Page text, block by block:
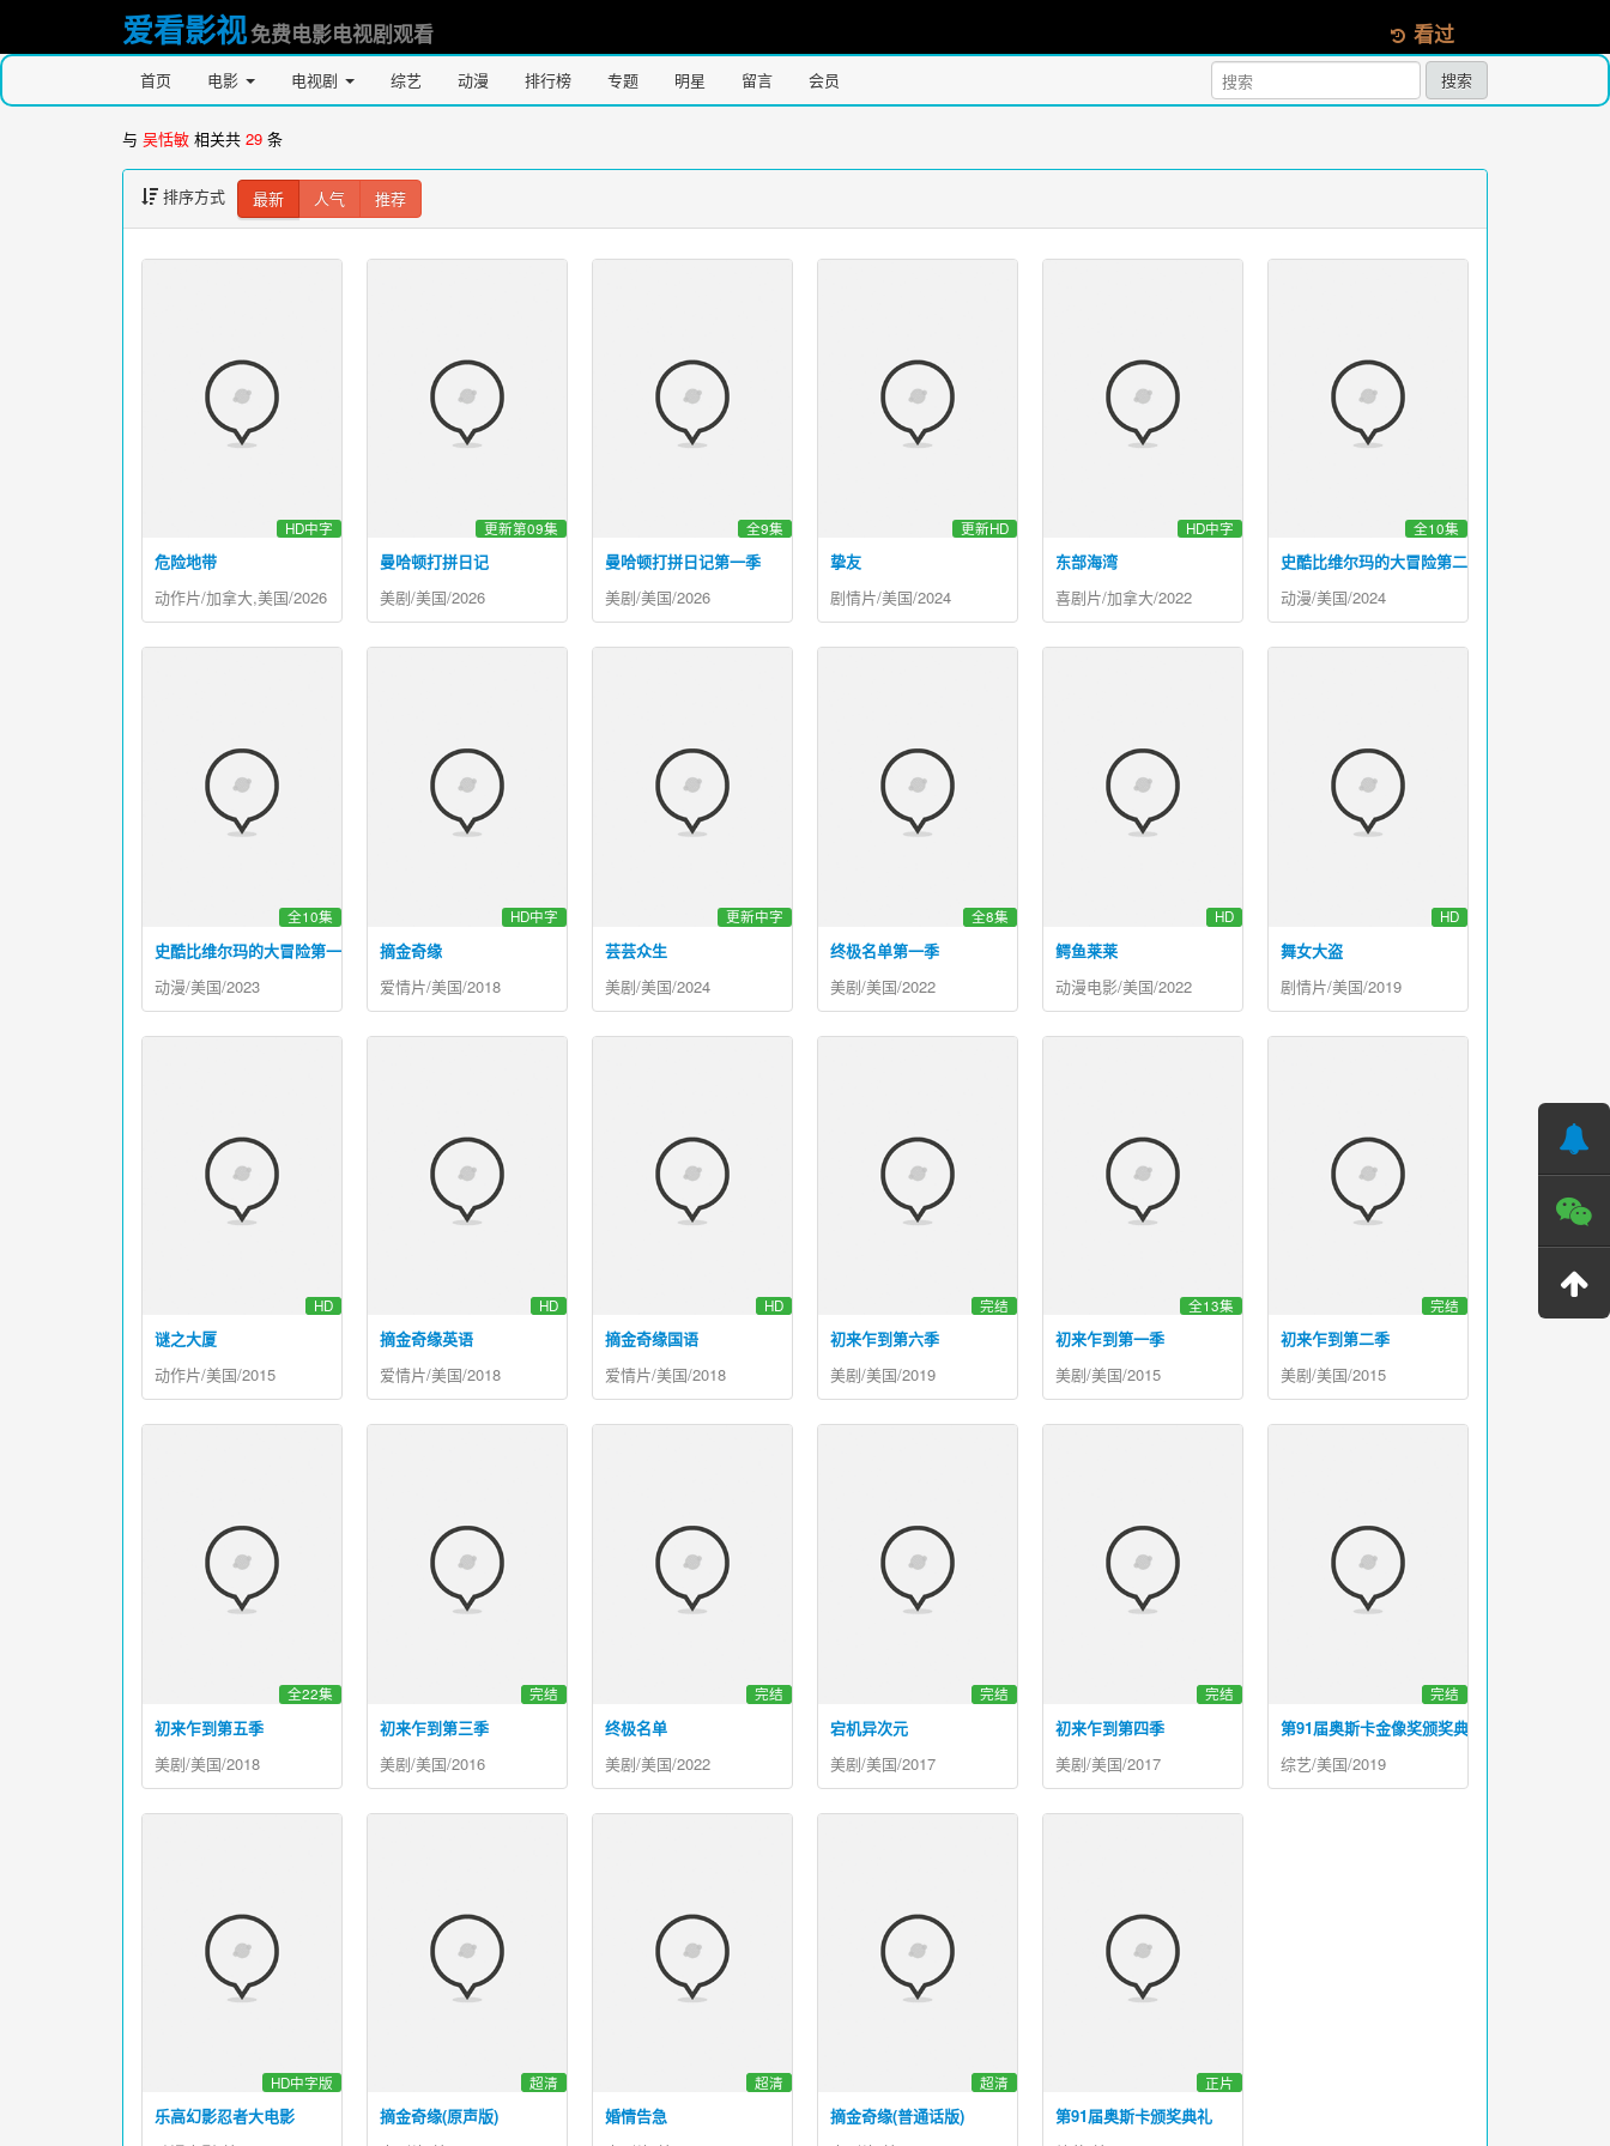
爱看影视免费电影电视剧观看 看过
首页 电影 电视剧 综艺 动漫 排行榜 专题 明星 留言 会员 搜索
与 吴恬敏 相关共 29 条
排序方式 最新 人气 推荐
危险地带
HD中字
动作片/加拿大,美国/2026
曼哈顿打拼日记
更新第09集
美剧/美国/2026
曼哈顿打拼日记第一季
全9集
美剧/美国/2026
挚友
更新HD
剧情片/美国/2024
东部海湾
HD中字
喜剧片/加拿大/2022
史酷比维尔玛的大冒险第二季
全10集
动漫/美国/2024
史酷比维尔玛的大冒险第一季
全10集
动漫/美国/2023
摘金奇缘
HD中字
爱情片/美国/2018
芸芸众生
更新中字
美剧/美国/2024
终极名单第一季
全8集
美剧/美国/2022
鳄鱼莱莱
HD
动漫电影/美国/2022
舞女大盗
HD
剧情片/美国/2019
谜之大厦
HD
动作片/美国/2015
摘金奇缘英语
HD
爱情片/美国/2018
摘金奇缘国语
HD
爱情片/美国/2018
初来乍到第六季
完结
美剧/美国/2019
初来乍到第一季
全13集
美剧/美国/2015
初来乍到第二季
完结
美剧/美国/2015
初来乍到第五季
全22集
美剧/美国/2018
初来乍到第三季
完结
美剧/美国/2016
终极名单
完结
美剧/美国/2022
宕机异次元
完结
美剧/美国/2017
初来乍到第四季
完结
美剧/美国/2017
第91届奥斯卡金像奖颁奖典礼
完结
综艺/美国/2019
乐高幻影忍者大电影
HD中字版
摘金奇缘(原声版)
超清
婚情告急
超清
摘金奇缘(普通话版)
超清
第91届奥斯卡颁奖典礼
正片